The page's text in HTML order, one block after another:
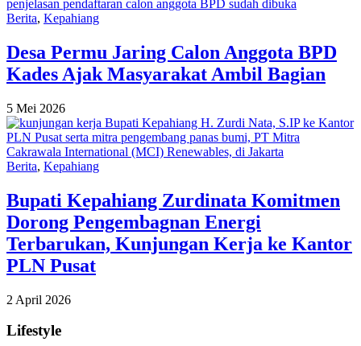
Berita, Kepahiang
Desa Permu Jaring Calon Anggota BPD
Kades Ajak Masyarakat Ambil Bagian
5 Mei 2026
Berita, Kepahiang
Bupati Kepahiang Zurdinata Komitmen
Dorong Pengembagnan Energi
Terbarukan, Kunjungan Kerja ke Kantor
PLN Pusat
2 April 2026
Lifestyle